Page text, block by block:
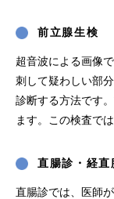
前立腺生検
超音波による画像
刺して疑わしい部
診断する方法です
ます。この検査で
直腸診・経直
直腸診では、医師